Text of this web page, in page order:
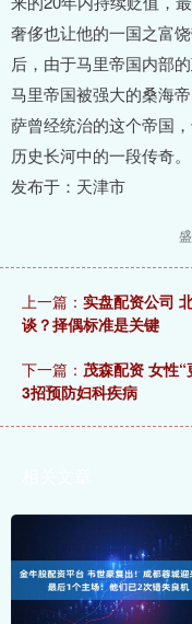
奢侈也让他的一国之富
后，由于马里帝国内部
马里帝国被强大的桑海
萨曾经统治的这个帝国
历史长河中的一段传奇。
发布于：天津市
上一篇： 实盘配资公司
谈？择偶标准是关键
下一篇： 茂森配资 女性
3招预防妇科疾病